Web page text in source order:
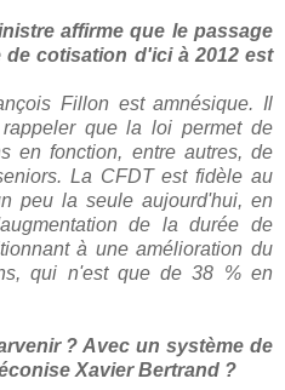
affirme que le passage
de cotisation d'ici à 2012 est
Fillon est amnésique. Il
que la loi permet de
en fonction, entre autres, de
La CFDT est fidèle au
peu la seule aujourd'hui, en
de la durée de
à une amélioration du
qui n'est que de 38 % en
? Avec un système de
Xavier Bertrand ?